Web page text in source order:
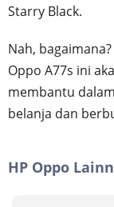
Starry Black.
Nah,
Oppo A77s ini
membantu
belanja dan
HP Oppo